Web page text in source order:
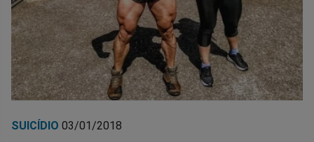
SUICÍDIO 03/01/2018